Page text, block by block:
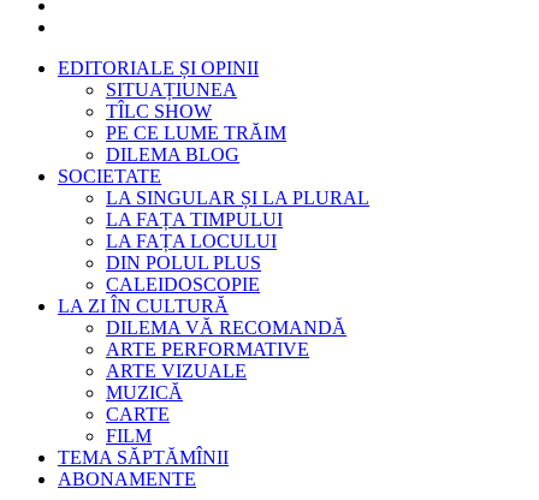
EDITORIALE ȘI OPINII
SITUAȚIUNEA
TÎLC SHOW
PE CE LUME TRĂIM
DILEMA BLOG
SOCIETATE
LA SINGULAR ȘI LA PLURAL
LA FAȚA TIMPULUI
LA FAȚA LOCULUI
DIN POLUL PLUS
CALEIDOSCOPIE
LA ZI ÎN CULTURĂ
DILEMA VĂ RECOMANDĂ
ARTE PERFORMATIVE
ARTE VIZUALE
MUZICĂ
CARTE
FILM
TEMA SĂPTĂMÎNII
ABONAMENTE